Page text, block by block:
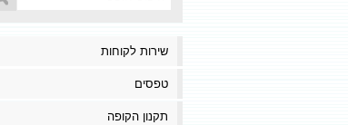
שירות לקוחות
טפסים
תקנון הקופה